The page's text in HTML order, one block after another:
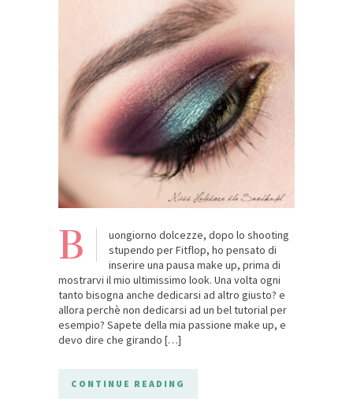
B
uongiorno dolcezze, dopo lo shooting
stupendo per Fitflop, ho pensato di
inserire una pausa make up, prima di
mostrarvi il mio ultimissimo look. Una volta ogni
tanto bisogna anche dedicarsi ad altro giusto? e
allora perchè non dedicarsi ad un bel tutorial per
esempio? Sapete della mia passione make up, e
devo dire che girando […]
CONTINUE READING